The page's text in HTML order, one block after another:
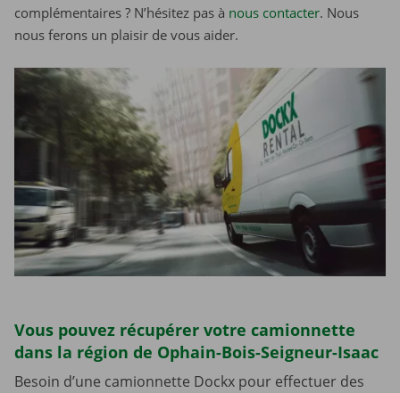
complémentaires ? N’hésitez pas à nous contacter. Nous
nous ferons un plaisir de vous aider.
Vous pouvez récupérer votre camionnette
dans la région de Ophain-Bois-Seigneur-Isaac
Besoin d’une camionnette Dockx pour effectuer des